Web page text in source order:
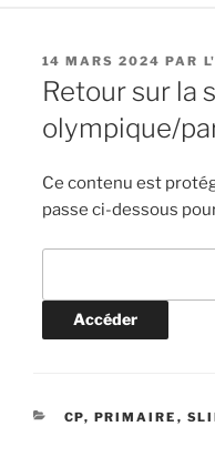
PUBLIÉ
LE
14 MARS 2024 PAR
Retour sur la
olympique/
Ce contenu est
passe ci-dessous
CATÉGORIES
CP, PRIMAIRE ,